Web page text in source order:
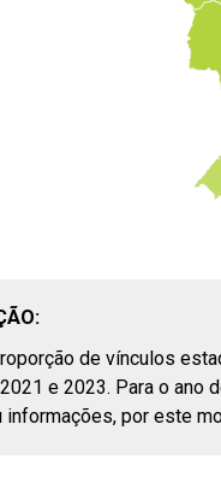
esfera
por
por
e poder
civis
de vínculos
e 2023. Para o ano
informações, por este